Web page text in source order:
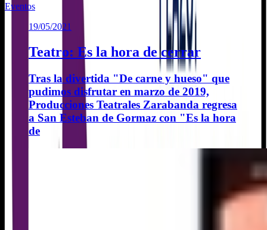
Eventos
19/05/2021
Teatro: Es la hora de cerrar
Tras la divertida "De carne y hueso" que
pudimos disfrutar en marzo de 2019,
Producciones Teatrales Zarabanda regresa
a San Esteban de Gormaz con "Es la hora
de